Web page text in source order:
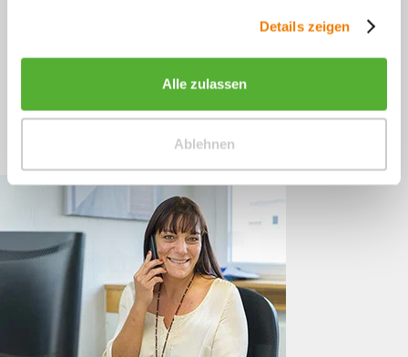
Details zeigen
Alle zulassen
Ablehnen
Sie haben Fragen zu unseren
+49 (0)4244 965 34 04
Mo - Do, 09:00 - 16:00 Uhr
und Fr, 09:00 - 13:00 Uhr